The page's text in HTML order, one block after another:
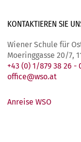
KONTAKTIEREN SIE
Wiener Schule für
Moeringgasse 20/7,
+43 (0) 1/879 38 26 -
office@wso.at
Anreise WSO